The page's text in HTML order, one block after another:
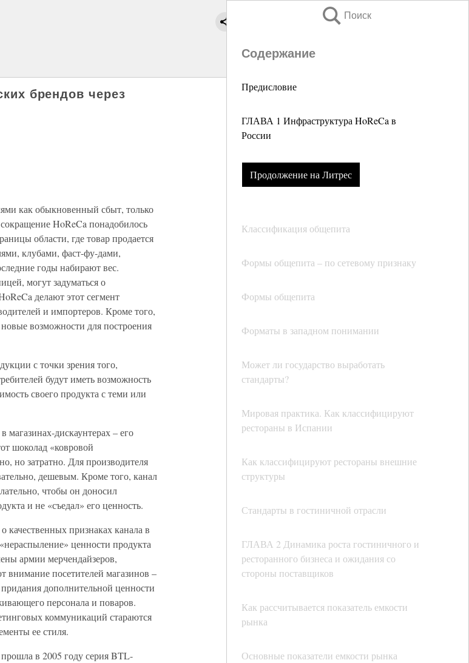
Поиск
Содержание
Предисловие
ГЛАВА 1 Инфраструктура HoReCa в
России
Продолжение на Литрес
Классификация общепита
Формы общепита – по сетевому признаку
Формы общепита
Форматы в западном понимании
Может ли государство выработать
стандарты?
Мировая практика. Как классифицируют
рестораны в Испании
Как классифицируют рестораны внешние
структуры
Стандарты в гостиничной отрасли
ГЛАВА 2 Динамика роста гостиничного и
ресторанного бизнеса и ожидания со
стороны поставщиков
Как рассчитывается показатель емкости
рынка
Основные показатели емкости рынка
брендов через
как обыкновенный сбыт, только
HoReCa понадобилось
области, где товар продается
клубами, фаст-фу-дами,
годы набирают вес.
могут задуматься о
делают этот сегмент
и импортеров. Кроме того,
возможности для построения
с точки зрения того,
будут иметь возможность
своего продукта с теми или
дискаунтерах – его
шоколад «ковровой
но затратно. Для производителя
дешевым. Кроме того, канал
чтобы он доносил
и не «съедал» его ценность.
качественных признаках канала в
ценности продукта
армии мерчендайзеров,
внимание посетителей магазинов –
дополнительной ценности
персонала и поваров.
коммуникаций стараются
ее стиля.
в 2005 году серия BTL-